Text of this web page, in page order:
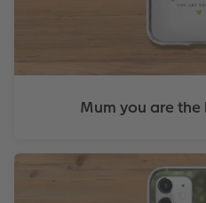
Mum you are